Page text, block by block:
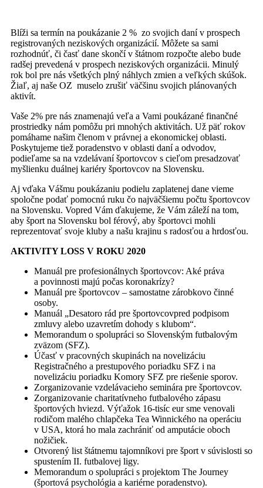
Blíži sa termín na poukázanie 2 % zo svojich daní v prospech
registrovaných neziskových organizácií. Môžete sa sami
rozhodnúť, či časť dane skončí v štátnom rozpočte alebo bude
radšej prevedená v prospech neziskových organizácii. Minulý
rok bol pre nás všetkých plný náhlych zmien a veľkých skúšok.
Žiaľ, aj naše OZ muselo zrušiť väčšinu svojich plánovaných
aktivít.
Vaše 2% pre nás znamenajú veľa a Vami poukázané finančné
prostriedky nám pomôžu pri mnohých aktivitách. Už päť rokov
pomáhame našim členom v právnej a ekonomickej oblasti.
Poskytujeme tiež poradenstvo v oblasti daní a odvodov,
podieľame sa na vzdelávaní športovcov s cieľom presadzovať
myšlienku duálnej kariéry športovcov na Slovensku.
Aj vďaka Vášmu poukázaniu podielu zaplatenej dane vieme
spoločne podať pomocnú ruku čo najväčšiemu počtu športovcov
na Slovensku. Vopred Vám ďakujeme, že Vám záleží na tom,
aby šport na Slovensku bol férový, aby športovci mohli
reprezentovať svoje kluby a našu krajinu s radosťou a hrdosťou.
AKTIVITY LOSS V ROKU 2020
Manuál pre profesionálnych športovcov: Aké práva
a povinnosti majú počas koronakrízy?
Manuál pre športovcov – samostatne zárobkovo činné
osoby.
Manuál „Desatoro rád pre športovcovpred podpisom
zmluvy alebo uzavretím dohody s klubom“.
Memorandum o spolupráci so Slovenským futbalovým
zväzom (SFZ).
Účasť v pracovných skupinách na novelizáciu
Registračného a prestupového poriadku SFZ i na
novelizáciu poriadku Komory SFZ pre riešenie sporov.
Zorganizovanie vzdelávacieho seminára pre športovcov.
Zorganizovanie charitatívneho futbalového zápasu
športových hviezd. Výťažok 16-tisíc eur sme venovali
rodičom malého chlapčeka Tea Winnického na operáciu
v USA, ktorá ho mala zachrániť od amputácie oboch
nožičiek.
Otvorený list štátnemu tajomníkovi pre šport v súvislosti so
spustením II. futbalovej ligy.
Memorandum o spolupráci s projektom The Journey
(športová psychológia a kariérne poradenstvo).